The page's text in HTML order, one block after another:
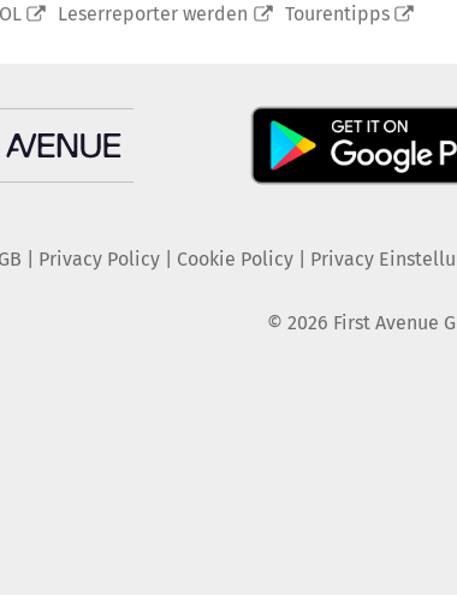
Leserreporter werden Tourentipps
Privacy Policy| Cookie Policy| Privacy
© 2026 First Avenue